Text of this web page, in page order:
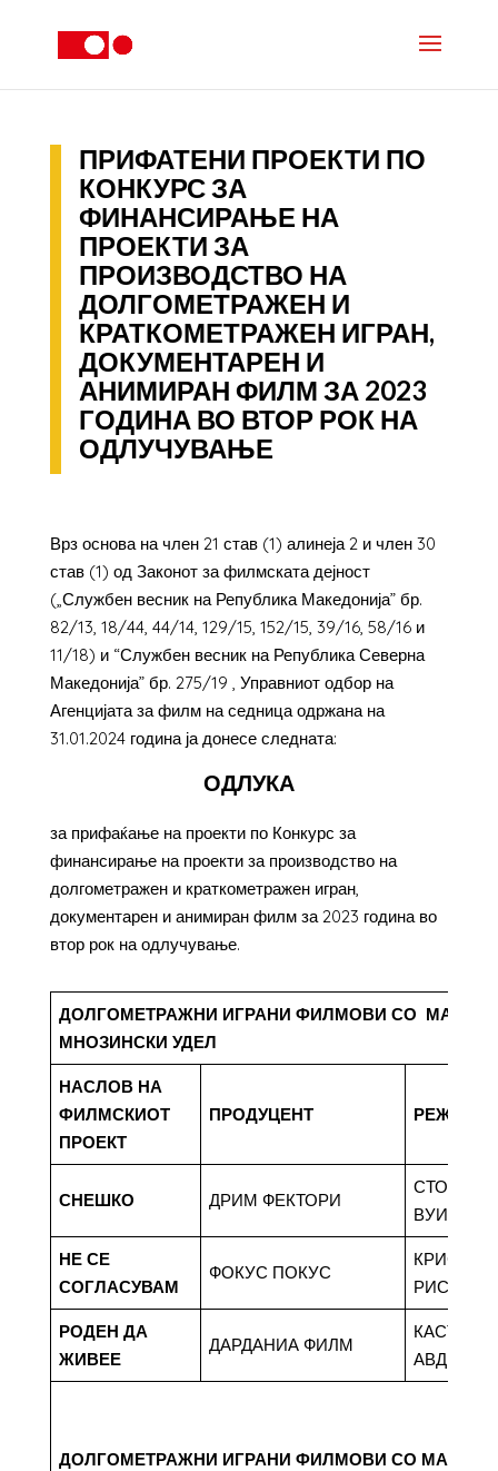
ПРИФАТЕНИ ПРОЕКТИ ПО
КОНКУРС ЗА
ФИНАНСИРАЊЕ НА
ПРОЕКТИ ЗА
ПРОИЗВОДСТВО НА
ДОЛГОМЕТРАЖЕН И
КРАТКОМЕТРАЖЕН ИГРАН,
ДОКУМЕНТАРЕН И
АНИМИРАН ФИЛМ ЗА 2023
ГОДИНА ВО ВТОР РОК НА
ОДЛУЧУВАЊЕ
Врз основа на член 21 став (1) алинеја 2 и член 30
став (1) од Законот за филмската дејност
(„Службен весник на Република Македонија” бр.
82/13, 18/44, 44/14, 129/15, 152/15, 39/16, 58/16 и
11/18) и “Службен весник на Република Северна
Македонија” бр. 275/19 , Управниот одбор на
Агенцијата за филм на седница одржана на
31.01.2024 година ја донесе следната:
ОДЛУКА
за прифаќање на проекти по Конкурс за
финансирање на проекти за производство на
долгометражен и краткометражен игран,
документарен и анимиран филм за 2023 година во
втор рок на одлучување.
ДОЛГОМЕТРАЖНИ ИГРАНИ ФИЛМОВИ СО
МНОЗИНСКИ УДЕЛ
НАСЛОВ НА
ФИЛМСКИОТ
ПРОЕКТ
ПРОДУЦЕНТ РЕЖИСЕР
СНЕШКО ДРИМ ФЕКТОРИ
СТОЈАН
ВУИЧИЌ
НЕ СЕ
СОГЛАСУВАМ
ФОКУС ПОКУС
РОДЕН ДА
ЖИВЕЕ
ДАРДАНИА ФИЛМ
АВДИЛИ
ДОЛГОМЕТРАЖНИ ИГРАНИ ФИЛМОВИ СО